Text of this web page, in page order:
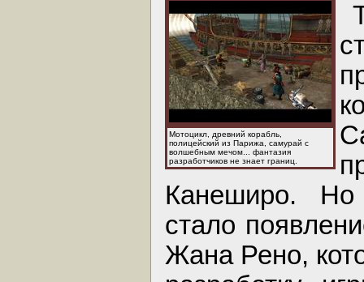
Мотоцикл, древний корабль,
полицейский из Парижа, самурай с
волшебным мечом... фантазия
разработчиков не знает границ.
Канеширо.
стало
Жана Рено,